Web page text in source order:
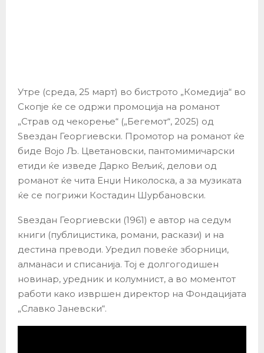
Утре (среда, 25 март) во бистрото „Комедија“ во
Скопје ќе се одржи промоција на романот
„Страв од чекорење“ („Бегемот“, 2025) од
Ѕвездан Георгиевски. Промотор на романот ќе
биде Војо Љ. Цветановски, пантомимичарски
етиди ќе изведе Дарко Вељиќ, делови од
романот ќе чита Енџи Николоска, а за музиката
ќе се погрижи Костадин Шурбановски.
Ѕвездан Георгиевски (1961) е автор на седум
книги (публицистика, романи, раскази) и на
дестина преводи. Уредил повеќе зборници,
алманаси и списанија. Тој е долгогодишен
новинар, уредник и колумнист, а во моментот
работи како извршен директор на Фондацијата
„Славко Јаневски“.